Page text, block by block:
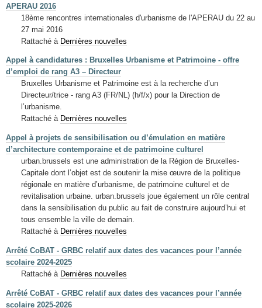
Renseignements urbanistiques
APERAU 2016
18ème rencontres internationales d'urbanisme de l'APERAU du 22 au
27 mai 2016
Rattaché à Dernières nouvelles
Appel à candidatures : Bruxelles Urbanisme et Patrimoine - offre
d’emploi de rang A3 – Directeur
Bruxelles Urbanisme et Patrimoine est à la recherche d’un
Directeur/trice - rang A3 (FR/NL) (h/f/x) pour la Direction de
l’urbanisme.
Rattaché à Dernières nouvelles
Appel à projets de sensibilisation ou d’émulation en matière
d’architecture contemporaine et de patrimoine culturel
urban.brussels est une administration de la Région de Bruxelles-
Capitale dont l’objet est de soutenir la mise œuvre de la politique
régionale en matière d’urbanisme, de patrimoine culturel et de
revitalisation urbaine. urban.brussels joue également un rôle central
dans la sensibilisation du public au fait de construire aujourd’hui et
tous ensemble la ville de demain.
Rattaché à Dernières nouvelles
Arrêté CoBAT - GRBC relatif aux dates des vacances pour l’année
scolaire 2024-2025
Rattaché à Dernières nouvelles
Arrêté CoBAT - GRBC relatif aux dates des vacances pour l’année
scolaire 2025-2026